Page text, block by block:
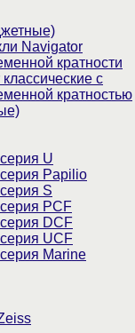
Navigator
кратности
с
кратностью
U
Papilio
S
PCF
DCF
UCF
Marine